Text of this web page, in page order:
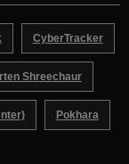
CyberTracker
Shreechaur
Pokhara